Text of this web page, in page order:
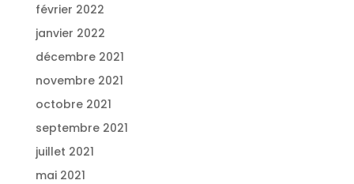
février 2022
janvier 2022
décembre 2021
novembre 2021
octobre 2021
septembre 2021
juillet 2021
mai 2021